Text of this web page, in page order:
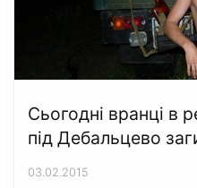
Сьогодні вранці в
під Дебальцево
03.02.2015